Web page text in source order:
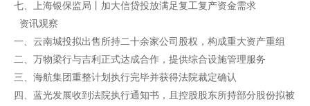
七、上海银保监局丨加大信贷投放满足复工复产资金需求
资讯观察
一、云南城投拟出售所持二十余家公司股权，构成重大资产重组
二、万物梁行与吉利正式达成合作，提供综合设施管理服务
三、海航集团重整计划执行完毕并获得法院裁定确认
四、蓝光发展收到法院执行通知书，且控股股东所持部分股份拟被